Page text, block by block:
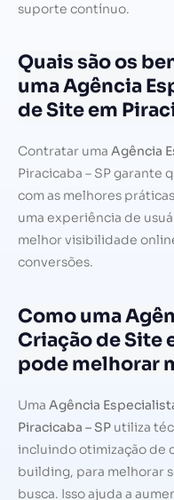
suporte contínuo.
Quais são os
uma Agência
de Site em
Contratar uma Agência
Piracicaba – SP garante
com as melhores
uma experiência de
melhor visibilidade
conversões.
Como uma
Criação de Site
pode melhorar
Uma Agência
Piracicaba – SP utiliza
incluindo otimização de
building, para melhorar
busca. Isso ajuda a